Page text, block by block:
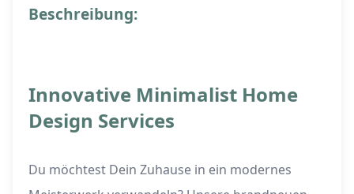
Beschreibung:
Innovative Minimalist Home
Design Services
Du möchtest Dein Zuhause in ein modernes